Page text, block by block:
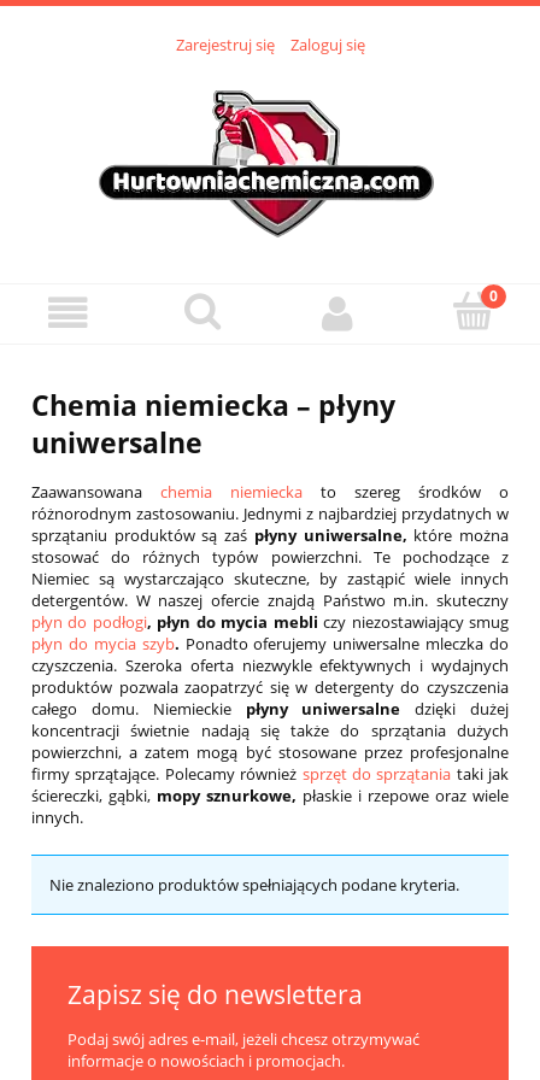
Zarejestruj się Zaloguj się
Chemia niemiecka – płyny
uniwersalne
Zaawansowana chemia niemiecka
to szereg środków o
różnorodnym zastosowaniu. Jednymi z najbardziej przydatnych w
sprzątaniu produktów są zaś płyny uniwersalne, które można
stosować do różnych typów powierzchni. Te pochodzące z
Niemiec są wystarczająco skuteczne, by zastąpić wiele innych
detergentów. W naszej ofercie znajdą Państwo m.in. skuteczny
płyn do podłogi, płyn do mycia mebliczy niezostawiający smug
płyn do mycia szyb. Ponadto oferujemy uniwersalne mleczka do
czyszczenia. Szeroka oferta niezwykle efektywnych i wydajnych
produktów pozwala zaopatrzyć się w detergenty do czyszczenia
całego domu. Niemieckie płyny uniwersalnedzięki dużej
koncentracji świetnie nadają się także do sprzątania dużych
powierzchni, a zatem mogą być stosowane przez profesjonalne
firmy sprzątające. Polecamy również sprzęt do sprzątania taki jak
ściereczki, gąbki, mopy sznurkowe, płaskie i rzepowe oraz wiele
innych.
Nie znaleziono produktów spełniających podane kryteria.
Zapisz się do newslettera
Podaj swój adres e-mail, jeżeli chcesz otrzymywać
informacje o nowościach i promocjach.